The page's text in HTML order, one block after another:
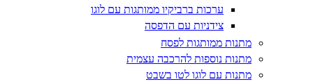
ערכות ברביקיו ממותגות עם לוגו
צידניות עם הדפסה
מתנות ממותגות לפסח
מתנות נוספות להרכבה עצמית
מתנות עם לוגו לטו בשבט